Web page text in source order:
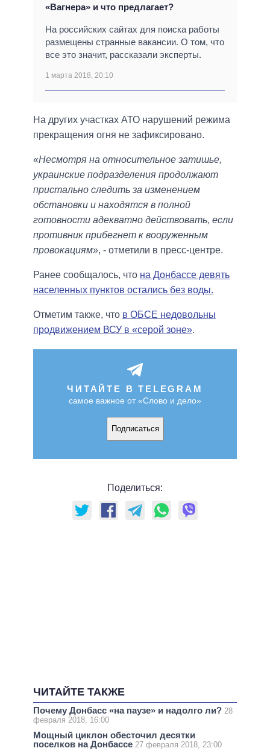
«Вагнера» и что предлагает?
На российских сайтах для поиска работы
размещены странные вакансии. О том, что
все это значит, рассказали эксперты.
1 марта 2018, 20:10
На других участках АТО нарушений режима
прекращения огня не зафиксировано.
«Несмотря на относительное затишье,
украинские подразделения продолжают
пристально следить за изменением
обстановки и находятся в полной
готовности адекватно действовать, если
противник прибегнет к вооруженным
провокациям», - отметили в пресс-центре.
Ранее сообщалось, что на Донбассе девять
населенных пунктов остались без воды.
Отметим также, что в ОБСЕ недовольны
продвижением ВСУ в «серой зоне».
ЧИТАЙТЕ В TELEGRAM
самое важное от «Слово и дело»
Подписаться
Поделиться:
ЧИТАЙТЕ ТАКЖЕ
Почему Донбасс «на паузе» и надолго ли? 28
февраля 2018, 16:00
Мощный циклон обесточил десятки
поселков на Донбассе 27 февраля 2018, 23:00